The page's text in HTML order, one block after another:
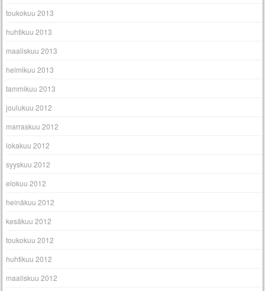
toukokuu 2013
huhtikuu 2013
maaliskuu 2013
helmikuu 2013
tammikuu 2013
joulukuu 2012
marraskuu 2012
lokakuu 2012
syyskuu 2012
elokuu 2012
heinäkuu 2012
kesäkuu 2012
toukokuu 2012
huhtikuu 2012
maaliskuu 2012